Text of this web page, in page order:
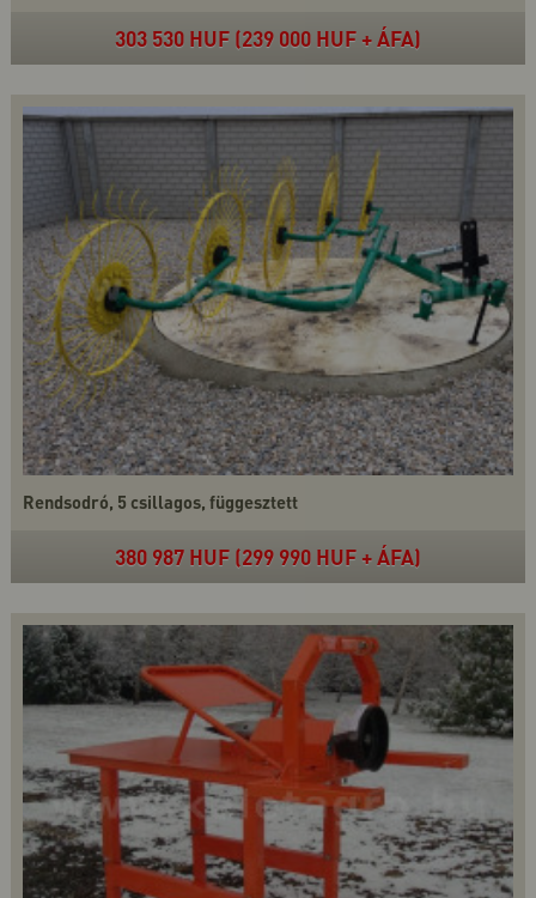
303 530 HUF (239 000 HUF + ÁFA)
Rendsodró, 5 csillagos, függesztett
380 987 HUF (299 990 HUF + ÁFA)